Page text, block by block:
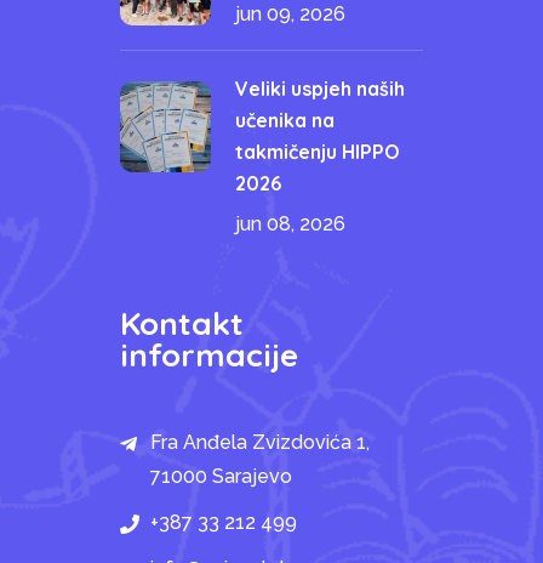
jun 09, 2026
Veliki uspjeh naših
učenika na
takmičenju HIPPO
2026
jun 08, 2026
Kontakt
informacije
Fra Anđela Zvizdovića 1,
71000 Sarajevo
+387 33 212 499